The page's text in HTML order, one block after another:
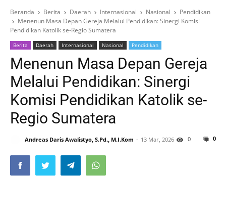
Beranda Berita Daerah Internasional Nasional
Pendidikan
Menenun Masa Depan Gereja Melalui Pendidikan: Sinergi Komisi
Pendidikan Katolik se-Regio Sumatera
Berita Daerah Internasional Nasional Pendidikan
Menenun Masa Depan Gereja
Melalui Pendidikan: Sinergi
Komisi Pendidikan Katolik se-
Regio Sumatera
Andreas Daris Awalistyo, S.Pd., M.I.Kom 13 Mar, 2026 0
0